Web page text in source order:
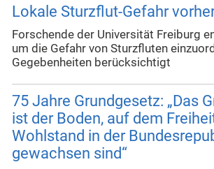
Lokale Sturzflut-Gefahr
Forschende der Universität Freiburg
um die Gefahr von Sturzfluten
Gegebenheiten berücksichtigt
75 Jahre Grundgesetz: „Das
ist der Boden, auf dem
Wohlstand in der
gewachsen sind“